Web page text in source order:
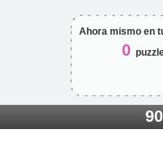
Ahora mismo en
0